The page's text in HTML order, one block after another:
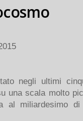
negli ultimi
una scala molto
al miliardesimo